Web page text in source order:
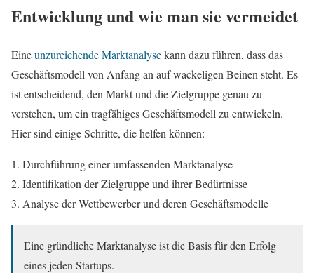
Entwicklung und wie man sie vermeidet
Eineunzureichende Marktanalysekann dazu führen, dass das
Geschäftsmodell von Anfang an auf wackeligen Beinen steht. Es
ist entscheidend, den Markt und die Zielgruppe genau zu
verstehen, um ein tragfähiges Geschäftsmodell zu entwickeln.
Hier sind einige Schritte, die helfen können:
Durchführung einer umfassenden Marktanalyse
Identifikation der Zielgruppe und ihrer Bedürfnisse
Analyse der Wettbewerber und deren Geschäftsmodelle
Eine gründliche Marktanalyse ist die Basis für den Erfolg
eines jeden Startups.